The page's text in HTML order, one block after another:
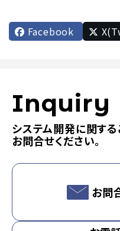
Facebook
Inquiry
システム開発に関する
お問合せください。
お問